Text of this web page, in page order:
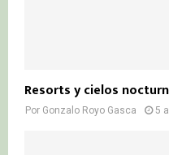
Resorts y cielos
Por Gonzalo Royo Gasca 5